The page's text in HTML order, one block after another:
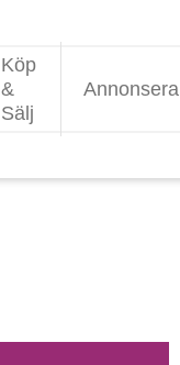
Köp
&
Sälj
Annonsera